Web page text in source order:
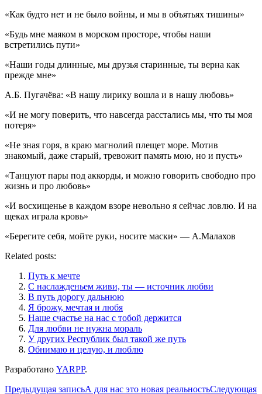
«Как будто нет и не было войны, и мы в объятьях тишины»
«Будь мне маяком в морском просторе, чтобы наши
встретились пути»
«Наши годы длинные, мы друзья старинные, ты верна как
прежде мне»
А.Б. Пугачёва: «В нашу лирику вошла и в нашу любовь»
«И не могу поверить, что навсегда расстались мы, что ты моя
потеря»
«Не зная горя, в краю магнолий плещет море. Мотив
знакомый, даже старый, тревожит память мою, но и пусть»
«Танцуют пары под аккорды, и можно говорить свободно про
жизнь и про любовь»
«И восхищенье в каждом взоре невольно я сейчас ловлю. И на
щеках играла кровь»
«Берегите себя, мойте руки, носите маски» — А.Малахов
Related posts:
Путь к мечте
С наслажденьем живи, ты — источник любви
В путь дорогу дальнюю
Я брожу, мечтая и любя
Наше счастье на нас с тобой держится
Для любви не нужна мораль
У других Республик был такой же путь
Обнимаю и целую, и люблю
Разработано YARPP.
Навигация
Предыдущая записьА для нас это новая реальностьСледующая